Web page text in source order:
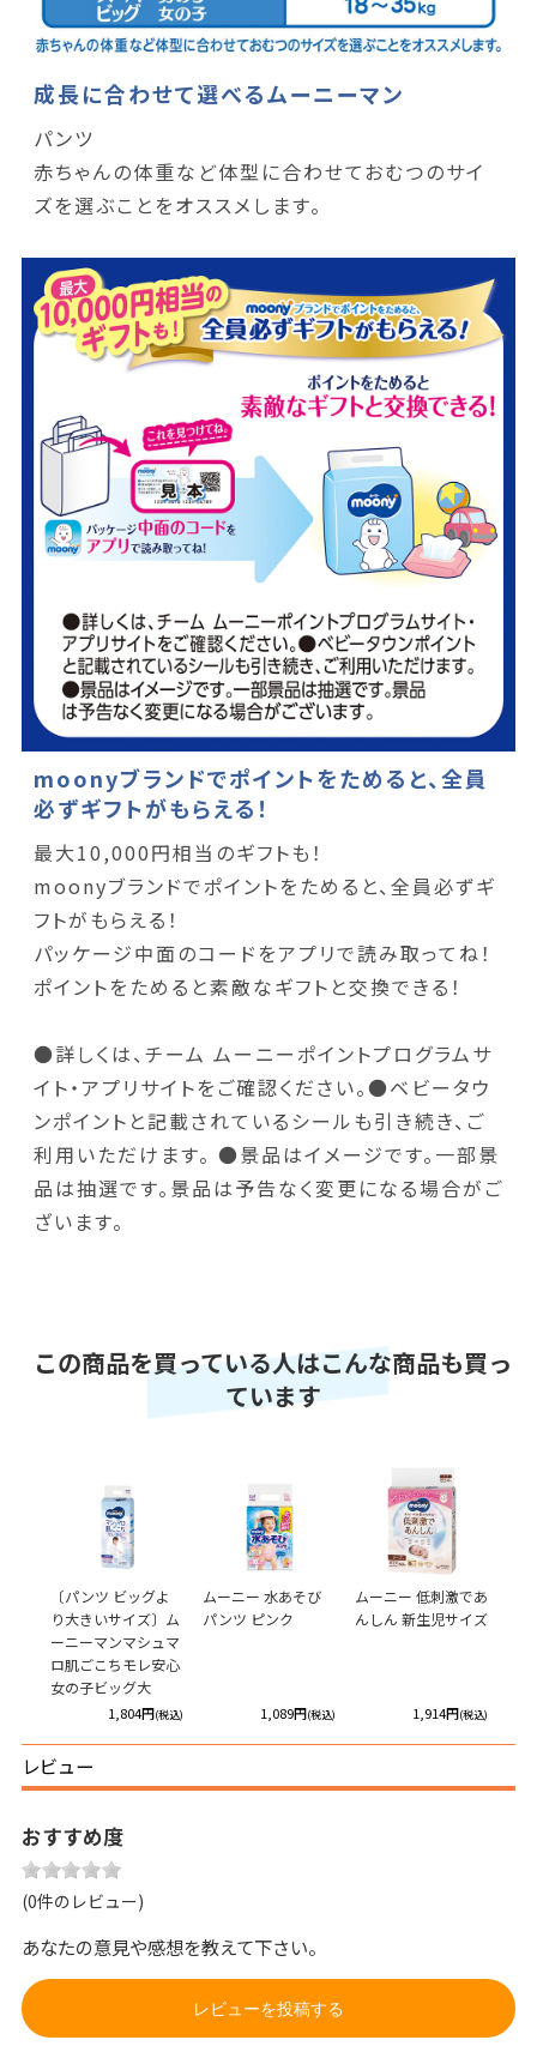
成長に合わせて選べるムーニーマン
パンツ
赤ちゃんの体重など体型に合わせておむつのサイ
ズを選ぶことをオススメします。
moonyブランドでポイントをためると、全員
必ずギフトがもらえる！
最大10,000円相当のギフトも！
moonyブランドでポイントをためると、全員必ずギ
フトがもらえる！
パッケージ中面のコードをアプリで読み取ってね！
ポイントをためると素敵なギフトと交換できる！
●詳しくは、チーム ムーニーポイントプログラムサ
イト・アプリサイトをご確認ください。●ベビータウ
ンポイントと記載されているシールも引き続き、ご
利用いただけます。 ●景品はイメージです。一部景
品は抽選です。景品は予告なく変更になる場合がご
ざいます。
この商品を買っている人はこんな商品も買っ
ています
〔パンツ ビッグよ
り大きいサイズ〕ム
ーニーマンマシュマ
ロ肌ごこちモレ安心
女の子ビッグ大
1,804円(税込)
ムーニー 水あそび
パンツ ピンク
1,089円(税込)
ムーニー 低刺激であ
んしん 新生児サイズ
1,914円(税込)
レビュー
おすすめ度
(0件のレビュー)
あなたの意見や感想を教えて下さい。
レビューを投稿する